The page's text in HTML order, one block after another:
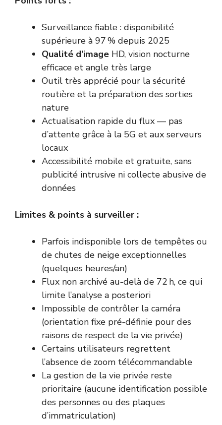
Surveillance fiable : disponibilité
supérieure à 97 % depuis 2025
Qualité d’image HD, vision nocturne
efficace et angle très large
Outil très apprécié pour la sécurité
routière et la préparation des sorties
nature
Actualisation rapide du flux — pas
d’attente grâce à la 5G et aux serveurs
locaux
Accessibilité mobile et gratuite, sans
publicité intrusive ni collecte abusive de
données
Limites & points à surveiller :
Parfois indisponible lors de tempêtes ou
de chutes de neige exceptionnelles
(quelques heures/an)
Flux non archivé au-delà de 72 h, ce qui
limite l’analyse a posteriori
Impossible de contrôler la caméra
(orientation fixe pré-définie pour des
raisons de respect de la vie privée)
Certains utilisateurs regrettent
l’absence de zoom télécommandable
La gestion de la vie privée reste
prioritaire (aucune identification possible
des personnes ou des plaques
d’immatriculation)